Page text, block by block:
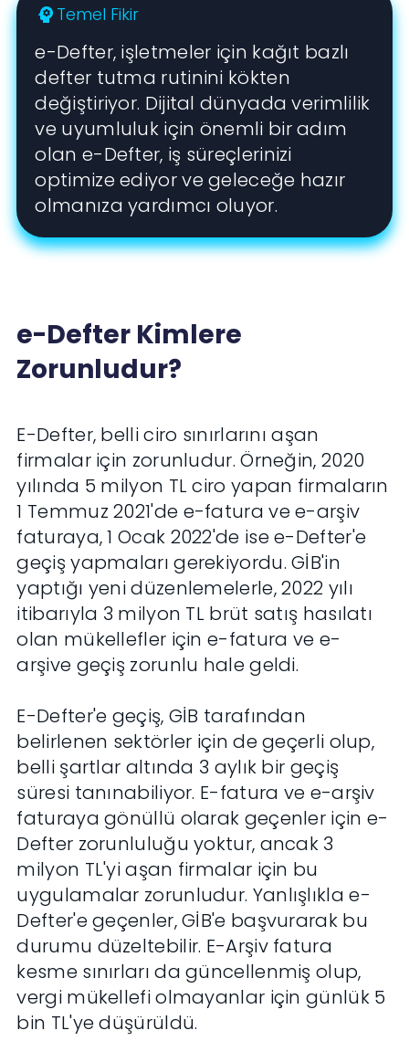
psychology Temel Fikir
e-Defter, işletmeler için kağıt bazlı
defter tutma rutinini kökten
değiştiriyor. Dijital dünyada verimlilik
ve uyumluluk için önemli bir adım
olan e-Defter, iş süreçlerinizi
optimize ediyor ve geleceğe hazır
olmanıza yardımcı oluyor.
e-Defter Kimlere
Zorunludur?
E-Defter, belli ciro sınırlarını aşan
firmalar için zorunludur. Örneğin, 2020
yılında 5 milyon TL ciro yapan firmaların
1 Temmuz 2021'de e-fatura ve e-arşiv
faturaya, 1 Ocak 2022'de ise e-Defter'e
geçiş yapmaları gerekiyordu. GİB'in
yaptığı yeni düzenlemelerle, 2022 yılı
itibarıyla 3 milyon TL brüt satış hasılatı
olan mükellefler için e-fatura ve e-
arşive geçiş zorunlu hale geldi.
E-Defter'e geçiş, GİB tarafından
belirlenen sektörler için de geçerli olup,
belli şartlar altında 3 aylık bir geçiş
süresi tanınabiliyor. E-fatura ve e-arşiv
faturaya gönüllü olarak geçenler için e-
Defter zorunluluğu yoktur, ancak 3
milyon TL'yi aşan firmalar için bu
uygulamalar zorunludur. Yanlışlıkla e-
Defter'e geçenler, GİB'e başvurarak bu
durumu düzeltebilir. E-Arşiv fatura
kesme sınırları da güncellenmiş olup,
vergi mükellefi olmayanlar için günlük 5
bin TL'ye düşürüldü.